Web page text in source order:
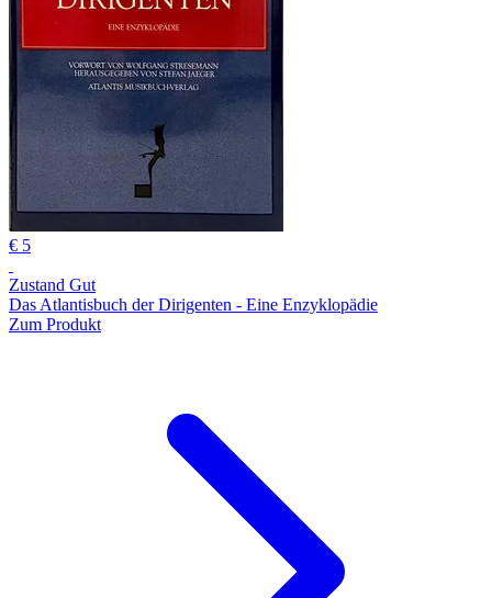
€ 5
Zustand Gut
Das Atlantisbuch der Dirigenten - Eine Enzyklopädie
Zum Produkt